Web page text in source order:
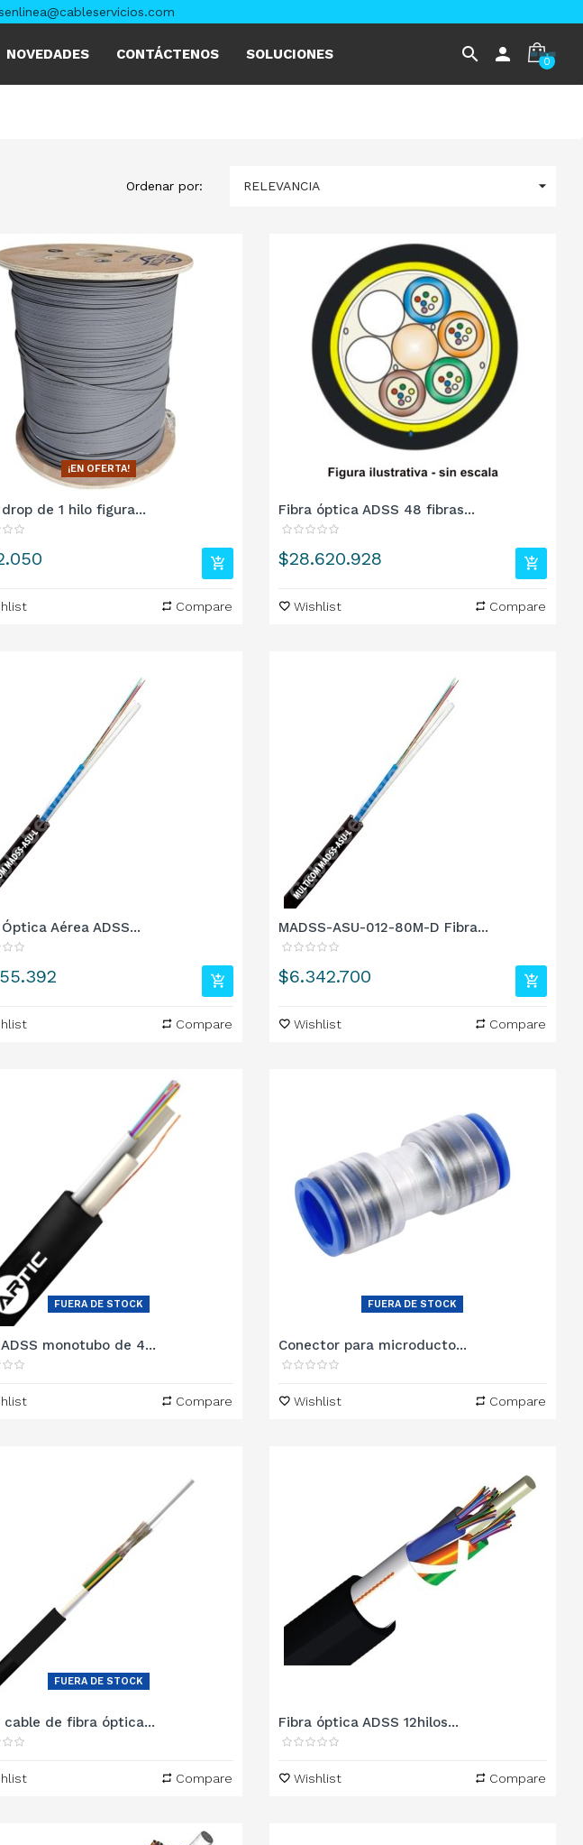
NOVEDADES CONTÁCTENOS SOLUCIONES search person 0
Ordenar por: RELEVANCIA 
¡EN OFERTA!
de 1 hilo figura...
Compare
Fibra óptica ADSS 48 fibras...
Precio
$28.620.928
Wishlist Compare
Aérea ADSS...
Compare
MADSS-ASU-012-80M-D Fibra...
Precio
$6.342.700
Wishlist Compare
FUERA DE STOCK
monotubo de 4...
Compare
FUERA DE STOCK
Conector para microducto...
Wishlist Compare
FUERA DE STOCK
cable de fibra óptica...
Compare
Fibra óptica ADSS 12hilos...
Wishlist Compare